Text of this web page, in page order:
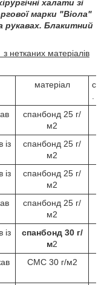
халати зі
марки "Віола"
рукавах. Блакитний
нетканих матеріалів
матеріал
спанбонд 25 г/
м2
із
спанбонд 25 г/
м2
із
спанбонд 25 г/
м2
спанбонд 25 г/
м2
із
спанбонд 30 г/
м2
СМС 30 г/м2